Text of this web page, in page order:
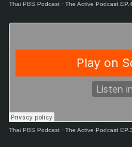
Thai PBS Podcast · The Active Podcast
Thai PBS Podcast · The Active Podcast